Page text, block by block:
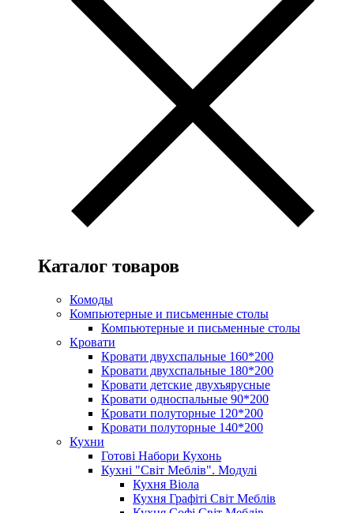
Каталог товаров
Комоды
Компьютерные и письменные столы
Компьютерные и письменные столы
Кровати
Кровати двухспальные 160*200
Кровати двухспальные 180*200
Кровати детские двухъярусные
Кровати односпальные 90*200
Кровати полуторные 120*200
Кровати полуторные 140*200
Кухни
Готові Набори Кухонь
Кухні "Світ Меблів". Модулі
Кухня Віола
Кухня Графіті Світ Меблів